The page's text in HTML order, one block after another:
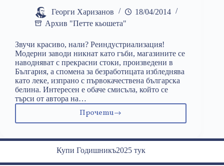
Георги Харизанов
18/04/2014
Архив "Петте кьошета"
Звучи красиво, нали? Реиндустриализация!
Модерни заводи никнат като гъби, магазините се
наводняват с прекрасни стоки, произведени в
България, а спомена за безработицата избледнява
като леке, изпрано с първокачествена българска
белина. Интересен е обаче смисъла, който се
търси от автора на…
ПрочетиРеиндустриализация
рестарт
на
недоносчето
Купи Годишникъ2025 тук